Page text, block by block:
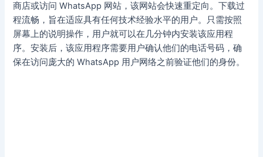
商店或访问 WhatsApp 网站，该网站会快速重定向。下载过
程流畅，旨在适应具有任何技术经验水平的用户。只需按照
屏幕上的说明操作，用户就可以在几分钟内安装该应用程
序。安装后，该应用程序需要用户确认他们的电话号码，确
保在访问庞大的 WhatsApp 用户网络之前验证他们的身份。